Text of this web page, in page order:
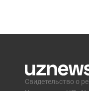
Свидетельство о